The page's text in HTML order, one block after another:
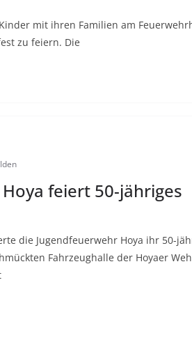
mit ihren Familien am
zu feiern. Die
feiert 50-jähriges
die Jugendfeuerwehr Hoya ihr 50-
Fahrzeughalle der Hoyaer